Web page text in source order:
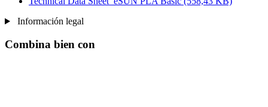
Información legal
Combina bien con